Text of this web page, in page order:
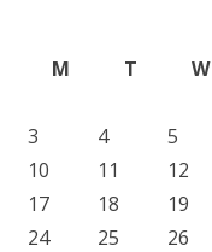
M
T W
3
4 5
10
11 12
17
18 19
24
25 26